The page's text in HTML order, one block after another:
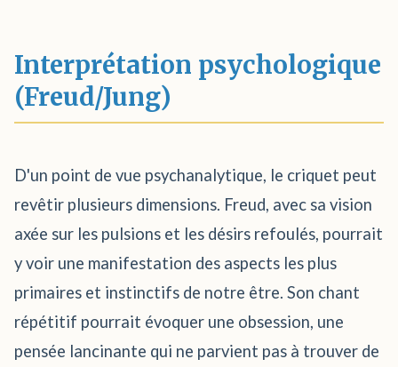
Interprétation psychologique
(Freud/Jung)
D'un point de vue psychanalytique, le criquet peut
revêtir plusieurs dimensions. Freud, avec sa vision
axée sur les pulsions et les désirs refoulés, pourrait
y voir une manifestation des aspects les plus
primaires et instinctifs de notre être. Son chant
répétitif pourrait évoquer une obsession, une
pensée lancinante qui ne parvient pas à trouver de